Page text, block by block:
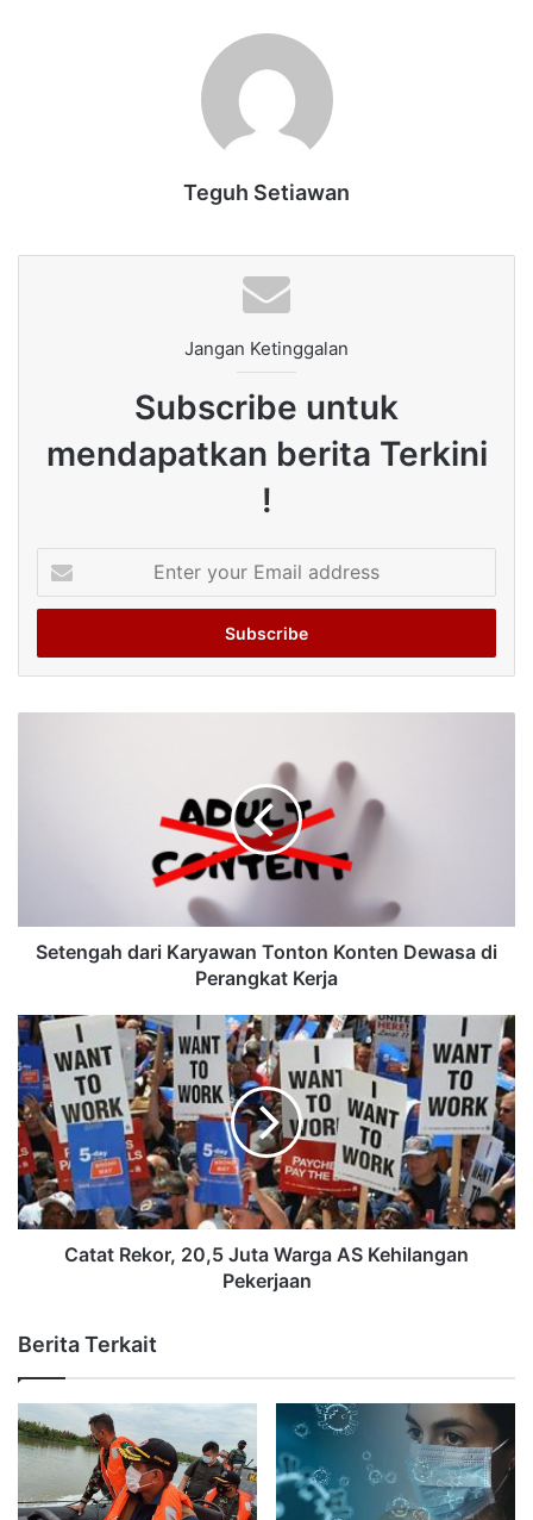
Teguh Setiawan
Jangan Ketinggalan
Subscribe untuk
mendapatkan berita Terkini
!
your
Email
Setengah dari Karyawan Tonton Konten Dewasa di
Perangkat Kerja
Catat Rekor, 20,5 Juta Warga AS Kehilangan
Pekerjaan
Berita Terkait